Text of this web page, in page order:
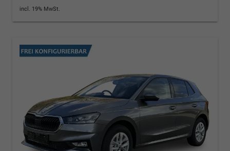
incl. 19% MwSt.